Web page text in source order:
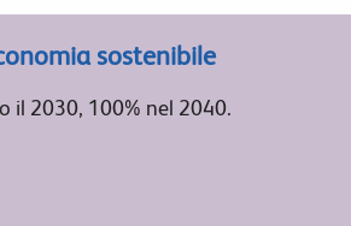
sostenibile
il 2030, 100% nel 2040.